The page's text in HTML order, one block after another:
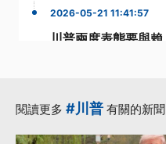
2026-05-21 11:41:57
川普兩度表態要與賴
台灣心聲·台灣總統·
外交部·更多...
閱讀更多 #川普 有關的新聞